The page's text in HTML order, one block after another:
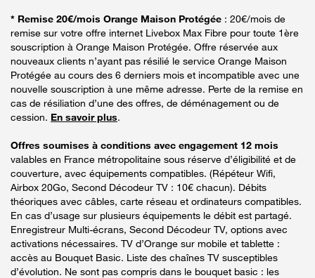
* Remise 20€/mois Orange Maison Protégée : 20€/mois de
remise sur votre offre internet Livebox Max Fibre pour toute 1ère
souscription à Orange Maison Protégée. Offre réservée aux
nouveaux clients n’ayant pas résilié le service Orange Maison
Protégée au cours des 6 derniers mois et incompatible avec une
nouvelle souscription à une même adresse. Perte de la remise en
cas de résiliation d’une des offres, de déménagement ou de
cession. En savoir plus.
Offres soumises à conditions avec engagement 12 mois
valables en France métropolitaine sous réserve d’éligibilité et de
couverture, avec équipements compatibles. (Répéteur Wifi,
Airbox 20Go, Second Décodeur TV : 10€ chacun). Débits
théoriques avec câbles, carte réseau et ordinateurs compatibles.
En cas d’usage sur plusieurs équipements le débit est partagé.
Enregistreur Multi-écrans, Second Décodeur TV, options avec
activations nécessaires. TV d’Orange sur mobile et tablette :
accès au Bouquet Basic. Liste des chaînes TV susceptibles
d’évolution. Ne sont pas compris dans le bouquet basic : les